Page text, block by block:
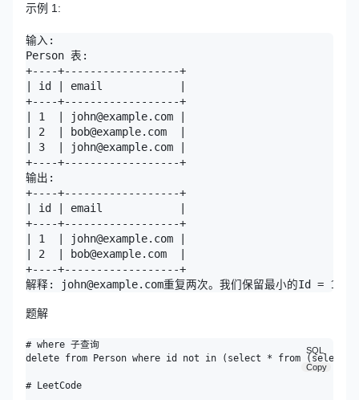
示例 1:
输入:
Person 表:
+----+------------------+
| id | email            |
+----+------------------+
| 1  | john@example.com |
| 2  | bob@example.com  |
| 3  | john@example.com |
+----+------------------+
输出:
+----+------------------+
| id | email            |
+----+------------------+
| 1  | john@example.com |
| 2  | bob@example.com  |
+----+------------------+
题解
# where 子查询
delete from Person where id not in (select * from (select
# LeetCode
SQL
Copy